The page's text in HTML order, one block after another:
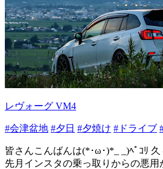
レヴォーグ VM4
#会津盆地 #夕日 #夕焼け #ドライブ
皆さんこんばんは(*･ω･)*_ _)ﾍﾟｺﾘ
先月インスタの乗っ取りからの悪用